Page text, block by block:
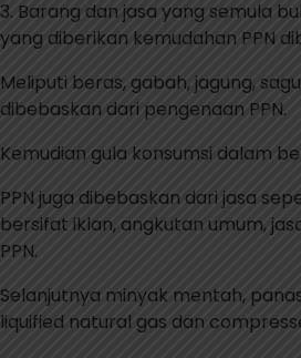
3. Barang dan jasa yang semula
yang diberikan kemudahan PPN
Meliputi beras, gabah, jagung,
dibebaskan dari pengenaan PPN.
Kemudian gula konsumsi dalam
PPN juga dibebaskan dari jasa
bersifat iklan, angkutan umum,
PPN.
Selanjutnya minyak mentah,
liquified natural gas dan